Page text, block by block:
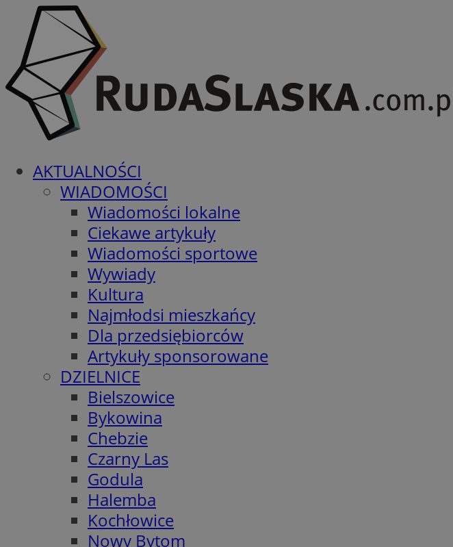
AKTUALNOŚCI
WIADOMOŚCI
Wiadomości lokalne
Ciekawe artykuły
Wiadomości sportowe
Wywiady
Kultura
Najmłodsi mieszkańcy
Dla przedsiębiorców
Artykuły sponsorowane
DZIELNICE
Bielszowice
Bykowina
Chebzie
Czarny Las
Godula
Halemba
Kochłowice
Nowy Bytom